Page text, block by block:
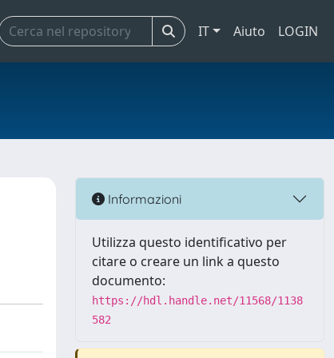
IT Aiuto LOGIN
Informazioni
Utilizza questo identificativo per
citare o creare un link a questo
documento:
https://hdl.handle.net/11568/1138
582